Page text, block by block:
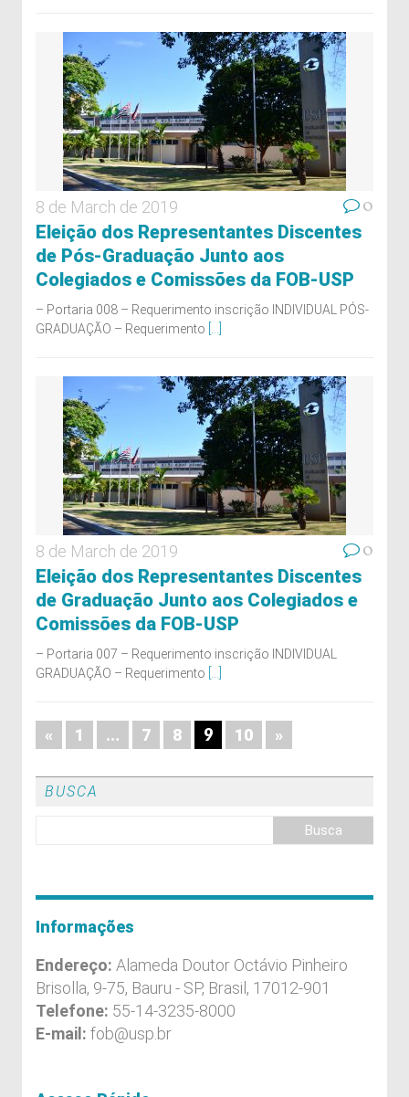
8 de March de 2019 0
Eleição dos Representantes Discentes
de Pós-Graduação Junto aos
Colegiados e Comissões da FOB-USP
– Portaria 008 – Requerimento inscrição INDIVIDUAL PÓS-
GRADUAÇÃO – Requerimento
8 de March de 2019 0
Eleição dos Representantes Discentes
de Graduação Junto aos Colegiados e
Comissões da FOB-USP
– Portaria 007 – Requerimento inscrição INDIVIDUAL
GRADUAÇÃO – Requerimento
« 1 … 7 8 9 10 »
BUSCA
Informações
Endereço: Alameda Doutor Octávio Pinheiro
Brisolla, 9-75, Bauru - SP, Brasil, 17012-901
Telefone: 55-14-3235-8000
E-mail: fob@usp.br